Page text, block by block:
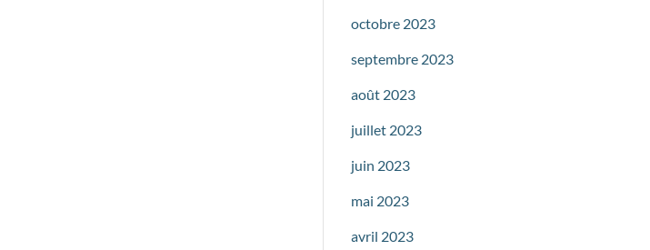
octobre 2023
septembre 2023
août 2023
juillet 2023
juin 2023
mai 2023
avril 2023